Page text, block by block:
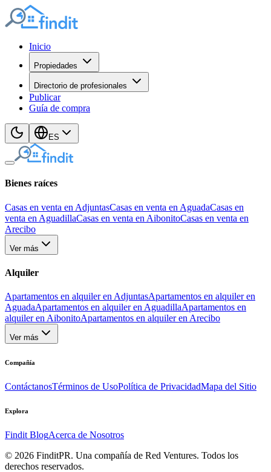
Inicio
Propiedades
Directorio de profesionales
Publicar
Guía de compra
ES
Bienes raíces
Casas en venta en AdjuntasCasas en venta en AguadaCasas en
venta en AguadillaCasas en venta en AibonitoCasas en venta en
Arecibo
Ver más
Alquiler
Apartamentos en alquiler en AdjuntasApartamentos en alquiler en
AguadaApartamentos en alquiler en AguadillaApartamentos en
alquiler en AibonitoApartamentos en alquiler en Arecibo
Ver más
Compañía
ContáctanosTérminos de UsoPolítica de PrivacidadMapa del Sitio
Explora
Findit BlogAcerca de Nosotros
© 2026 FinditPR. Una compañía de Red Ventures. Todos los
derechos reservados.